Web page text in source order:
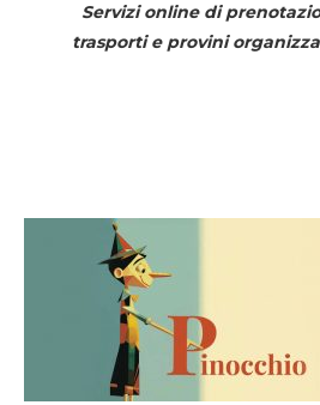
Servizi online di
trasporti e provini